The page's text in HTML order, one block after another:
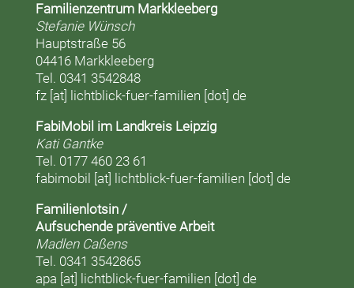
Familienzentrum Markkleeberg
Stefanie Wünsch
Hauptstraße 56
04416 Markkleeberg
Tel. 0341 3542848
fz [at] lichtblick-fuer-familien [dot] de
FabiMobil im Landkreis Leipzig
Kati Gantke
Tel. 0177 460 23 61
fabimobil [at] lichtblick-fuer-familien [dot] de
Familienlotsin /
Aufsuchende präventive Arbeit
Madlen Caßens
Tel. 0341 3542865
apa [at] lichtblick-fuer-familien [dot] de